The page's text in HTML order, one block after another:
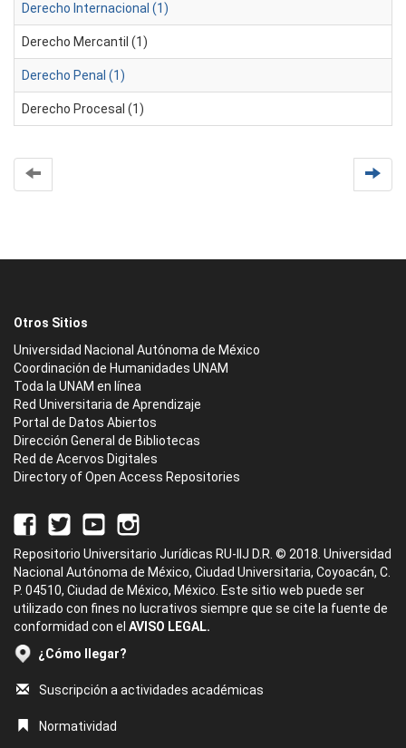
Derecho Internacional (1)
Derecho Mercantil (1)
Derecho Penal (1)
Derecho Procesal (1)
Otros Sitios
Universidad Nacional Autónoma de México
Coordinación de Humanidades UNAM
Toda la UNAM en línea
Red Universitaria de Aprendizaje
Portal de Datos Abiertos
Dirección General de Bibliotecas
Red de Acervos Digitales
Directory of Open Access Repositories
Repositorio Universitario Jurídicas RU-IIJ D.R. © 2018. Universidad
Nacional Autónoma de México, Ciudad Universitaria, Coyoacán, C.
P. 04510, Ciudad de México, México. Este sitio web puede ser
utilizado con fines no lucrativos siempre que se cite la fuente de
conformidad con el AVISO LEGAL.
¿Cómo llegar?
Suscripción a actividades académicas
Normatividad